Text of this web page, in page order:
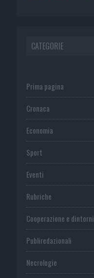
CATEGORIE
Prima pagina
Cronaca
Economia
Sport
Eventi
Rubriche
Cooperazione e dintorni
Publiredazionali
Necrologie